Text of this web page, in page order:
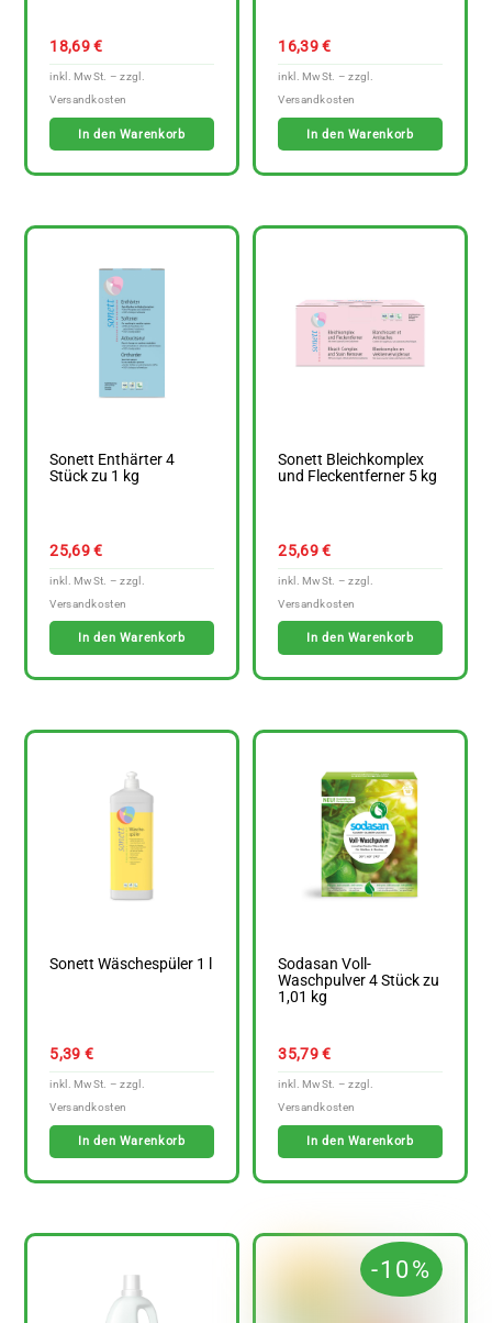
18,69€
In den Warenkorb
16,39€
In den Warenkorb
Sonett Enthärter 4
Stück zu 1 kg
25,69€
In den Warenkorb
Sonett Bleichkomplex
und Fleckentferner 5 kg
25,69€
In den Warenkorb
Sonett Wäschespüler 1 l
5,39 €
In den Warenkorb
Sodasan Voll-
Waschpulver 4 Stück zu
1,01 kg
35,79€
In den Warenkorb
-10%